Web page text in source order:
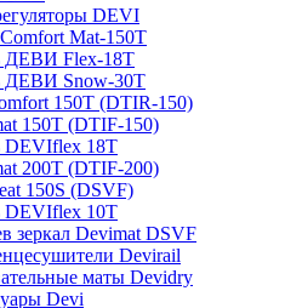
DEVI
Mat-150T
ДЕВИ Flex-18T
ДЕВИ Snow-30T
150T (DTIR-150)
150T (DTIF-150)
DEVIflex 18T
200T (DTIF-200)
150S (DSVF)
DEVIflex 10T
зеркал Devimat DSVF
Devirail
маты Devidry
Devi